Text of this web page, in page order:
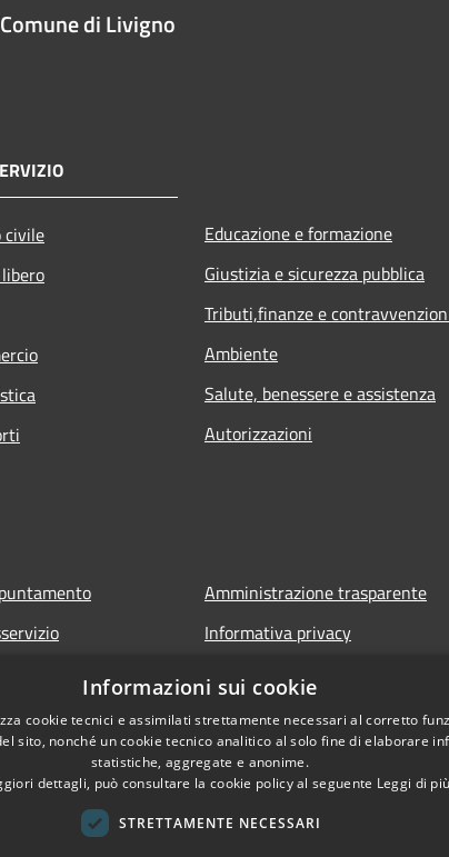
Comune di Livigno
civile
Educazione e formazione
Giustizia e sicurezza pubblica
Tributi,finanze e
Ambiente
Salute, benessere e assistenza
Autorizzazioni
Amministrazione trasparente
Informativa privacy
Dichiarazione di accessibilità
Whistleblowing - segnalazione
Informazioni sui cookie
cookie tecnici e assimilati strettamente necessari al corretto
sito, nonché un cookie tecnico analitico al solo fine di elaborare
statistiche, aggregate e anonime.
dettagli, può consultare la cookie policy al seguente Leggi di
STRETTAMENTE NECESSARI